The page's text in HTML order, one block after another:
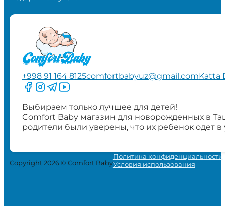
+998 91 164 8125comfortbabyuz@gmail.comKatta
Следите за нами на Facebook
Следите за нами в Instagram
Следите за нами в Telegram
Следите за нами в YouTube
Выбираем только лучшее для детей!
Comfort Baby магазин для новорожденных в
родители были уверены, что их ребенок одет
Copyright 2026 © Comfort Baby
Политика конфиденциальности
Условия использования